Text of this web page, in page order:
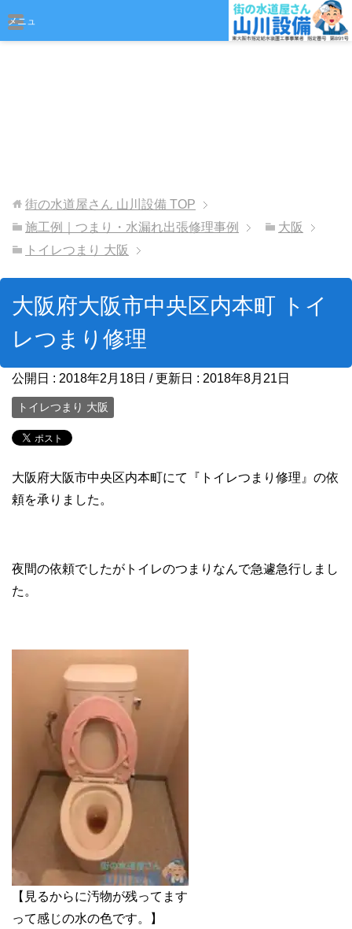
メニュ
街の水道屋さん 山川設備 TOP
施工例｜つまり・水漏れ出張修理事例
大阪
トイレつまり 大阪
大阪府大阪市中央区内本町 トイ
レつまり修理
公開日 : 2018年2月18日 / 更新日 : 2018年8月21日
トイレつまり 大阪
大阪府大阪市中央区内本町にて『トイレつまり修理』の依
頼を承りました。
夜間の依頼でしたがトイレのつまりなんで急遽急行しまし
た。
【見るからに汚物が残ってます
って感じの水の色です。】